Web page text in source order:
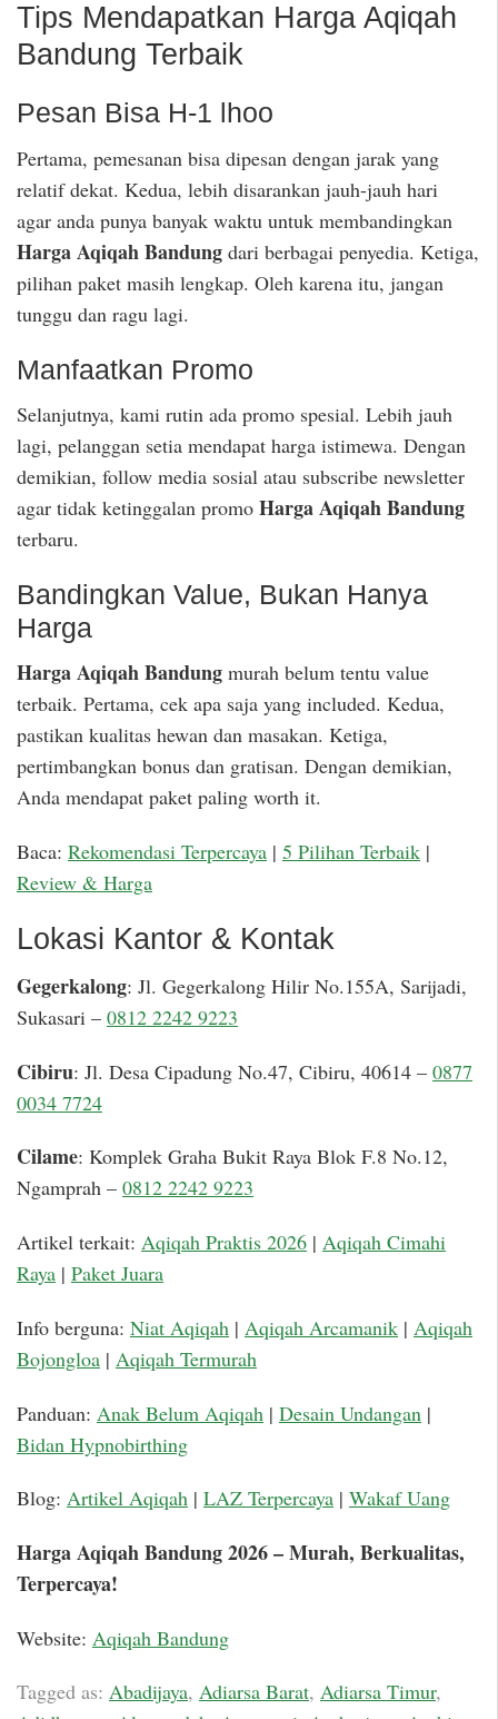
Tips Mendapatkan Harga Aqiqah
Bandung Terbaik
Pesan Bisa H-1 lhoo
Pertama, pemesanan bisa dipesan dengan jarak yang
relatif dekat. Kedua, lebih disarankan jauh-jauh hari
agar anda punya banyak waktu untuk membandingkan
Harga Aqiqah Bandung dari berbagai penyedia. Ketiga,
pilihan paket masih lengkap. Oleh karena itu, jangan
tunggu dan ragu lagi.
Manfaatkan Promo
Selanjutnya, kami rutin ada promo spesial. Lebih jauh
lagi, pelanggan setia mendapat harga istimewa. Dengan
demikian, follow media sosial atau subscribe newsletter
agar tidak ketinggalan promo Harga Aqiqah Bandung
terbaru.
Bandingkan Value, Bukan Hanya
Harga
Harga Aqiqah Bandung murah belum tentu value
terbaik. Pertama, cek apa saja yang included. Kedua,
pastikan kualitas hewan dan masakan. Ketiga,
pertimbangkan bonus dan gratisan. Dengan demikian,
Anda mendapat paket paling worth it.
Baca: Rekomendasi Terpercaya | 5 Pilihan Terbaik |
Review & Harga
Lokasi Kantor & Kontak
Gegerkalong: Jl. Gegerkalong Hilir No.155A, Sarijadi,
Sukasari – 0812 2242 9223
Cibiru: Jl. Desa Cipadung No.47, Cibiru, 40614 – 0877
0034 7724
Cilame: Komplek Graha Bukit Raya Blok F.8 No.12,
Ngamprah – 0812 2242 9223
Artikel terkait: Aqiqah Praktis 2026 | Aqiqah Cimahi
Raya | Paket Juara
Info berguna: Niat Aqiqah | Aqiqah Arcamanik | Aqiqah
Bojongloa | Aqiqah Termurah
Panduan: Anak Belum Aqiqah | Desain Undangan |
Bidan Hypnobirthing
Blog: Artikel Aqiqah | LAZ Terpercaya | Wakaf Uang
Harga Aqiqah Bandung 2026 – Murah, Berkualitas,
Terpercaya!
Website: Aqiqah Bandung
Tagged as: Abadijaya, Adiarsa Barat, Adiarsa Timur,